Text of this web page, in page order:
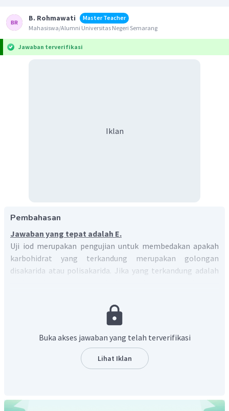
B. Rohmawati
Master Teacher
Mahasiswa/Alumni Universitas Negeri Semarang
Jawaban terverifikasi
Iklan
Pembahasan
Jawaban yang tepat adalah E.
Uji iod merupakan pengujian untuk membedakan apakah
karbohidrat yang terkandung merupakan golongan
disakarida atau polisakarida. Jika yang terkandung adalah
Uji dengan larutan fehling/benedic untuk menguji
kandungan gula pereduksi pada suatu zat. Uji fehling akan
dan disakarida yaitu laktosa dan maltosa.
Hasil hidrolisis yang lebih manis menunjukkan bahwa hasil
hidrolisisnya membentuk monosakarida dan senyawa
polarisasi dari kanan ke kiri. Monosakarida yang memiliki
Buka akses jawaban yang telah terverifikasi
Lihat Iklan